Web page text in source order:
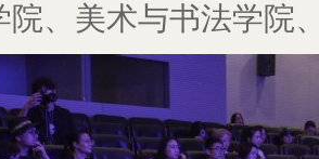
院、美术与书法学院